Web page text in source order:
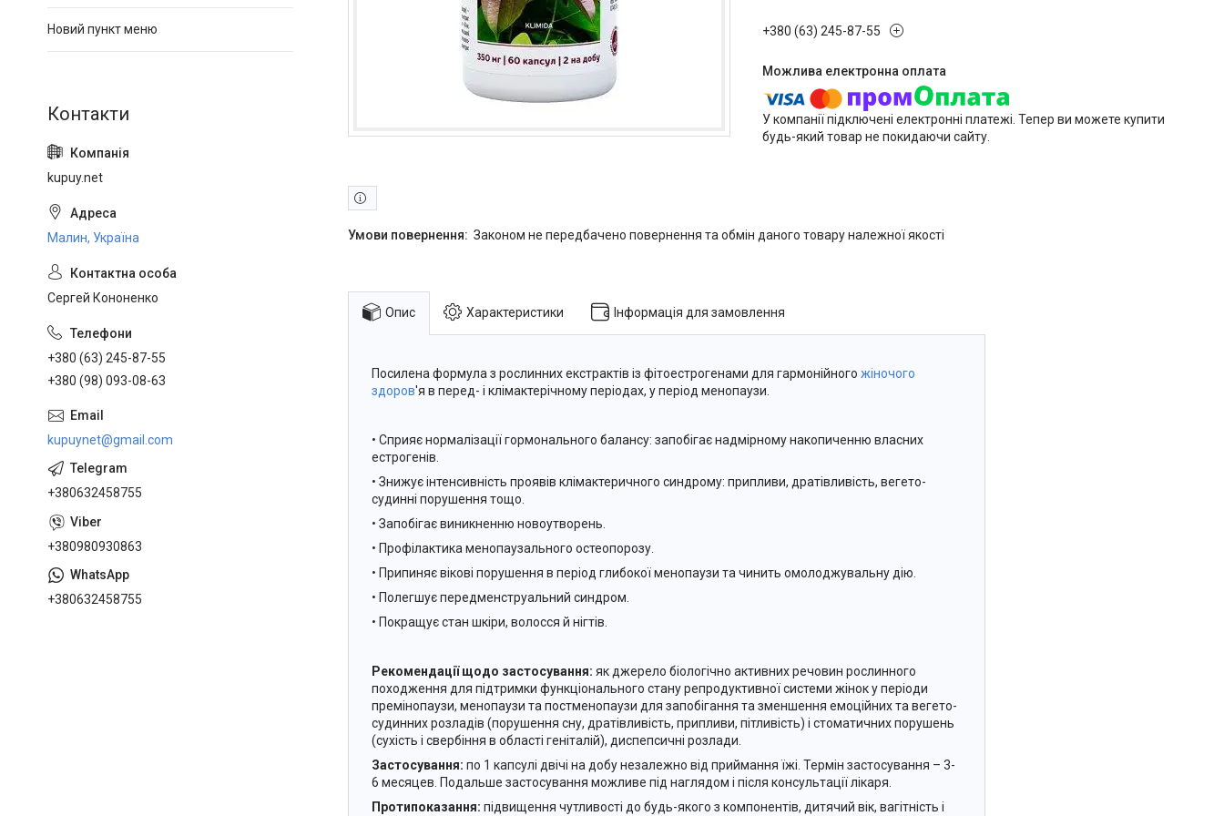
+380 (63) 245-87-55
У компанії підключені електронні платежі. Тепер ви можете купити
будь-який товар не покидаючи сайту.
Законом не передбачено повернення та обмін даного товару належної якості
Опис Характеристики Інформація для замовлення
Посилена формула з рослинних екстрактів із фітоестрогенами для гармонійного жіночого
здоров'я в перед- і клімактерічному періодах, у період менопаузи.
• Сприяє нормалізації гормонального балансу: запобігає надмірному накопиченню власних
естрогенів.
• Знижує інтенсивність проявів клімактеричного синдрому: припливи, дратівливість, вегето-
судинні порушення тощо.
• Запобігає виникненню новоутворень.
• Профілактика менопаузального остеопорозу.
• Припиняє вікові порушення в період глибокої менопаузи та чинить омолоджувальну дію.
• Полегшує передменструальний синдром.
• Покращує стан шкіри, волосся й нігтів.
Рекомендації щодо застосування: як джерело біологічно активних речовин рослинного
походження для підтримки функціонального стану репродуктивної системи жінок у періоди
премінопаузи, менопаузи та постменопаузи для запобігання та зменшення емоційних та вегето-
судинних розладів (порушення сну, дратівливість, припливи, пітливість) і стоматичних порушень
(сухість і свербіння в області геніталій), диспепсичні розлади.
Застосування: по 1 капсулі двічі на добу незалежно від приймання їжі. Термін застосування – 3-
6 месяцев. Подальше застосування можливе під наглядом і після консультації лікаря.
Протипоказання: підвищення чутливості до будь-якого з компонентів, дитячий вік, вагітність і
Новий пункт меню
kupuy.net
Малин, Україна
Сергей Кононенко
+380 (63) 245-87-55
+380 (98) 093-08-63
kupuynet@gmail.com
+380632458755
+380980930863
+380632458755